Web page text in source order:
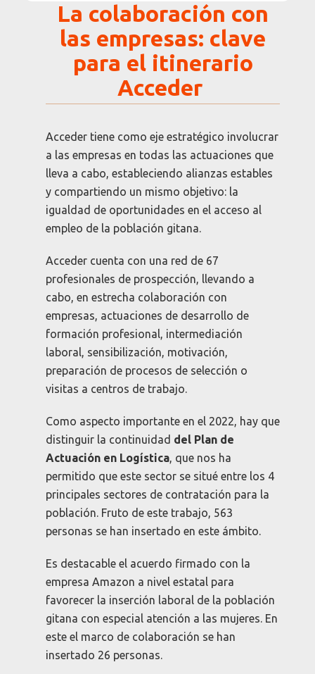
La colaboración con
las empresas: clave
para el itinerario
Acceder
Acceder tiene como eje estratégico involucrar
a las empresas en todas las actuaciones que
lleva a cabo, estableciendo alianzas estables
y compartiendo un mismo objetivo: la
igualdad de oportunidades en el acceso al
empleo de la población gitana.
Acceder cuenta con una red de 67
profesionales de prospección, llevando a
cabo, en estrecha colaboración con
empresas, actuaciones de desarrollo de
formación profesional, intermediación
laboral, sensibilización, motivación,
preparación de procesos de selección o
visitas a centros de trabajo.
Como aspecto importante en el 2022, hay que
distinguir la continuidad del Plan de
Actuación en Logística, que nos ha
permitido que este sector se situé entre los 4
principales sectores de contratación para la
población. Fruto de este trabajo, 563
personas se han insertado en este ámbito.
Es destacable el acuerdo firmado con la
empresa Amazon a nivel estatal para
favorecer la inserción laboral de la población
gitana con especial atención a las mujeres. En
este el marco de colaboración se han
insertado 26 personas.